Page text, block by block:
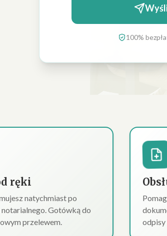
danych ich poprawienia lub
Dobre Promo sp. z o.o. z siedzibą w
100%
ręki
natychmiast po
Gotówką do
przelewem.
odpisy